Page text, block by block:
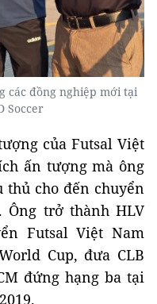
các đồng nghiệp mới tại
Soccer
của Futsal Việt
ấn tượng mà ông
cho đến chuyển
Ông trở thành HLV
Futsal Việt Nam
Cup, đưa CLB
đứng hạng ba tại